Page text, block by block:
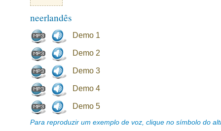
neerlandês
Demo 1
Demo 2
Demo 3
Demo 4
Demo 5
Para reproduzir um exemplo de voz, clique no símbolo do